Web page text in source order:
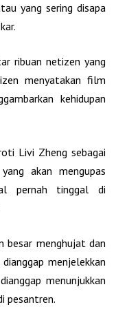
yang sering disapa
ribuan netizen yang
menyatakan film
kehidupan
Livi Zheng sebagai
akan mengupas
pernah tinggal di
besar menghujat dan
menjelekkan
menunjukkan
pesantren.